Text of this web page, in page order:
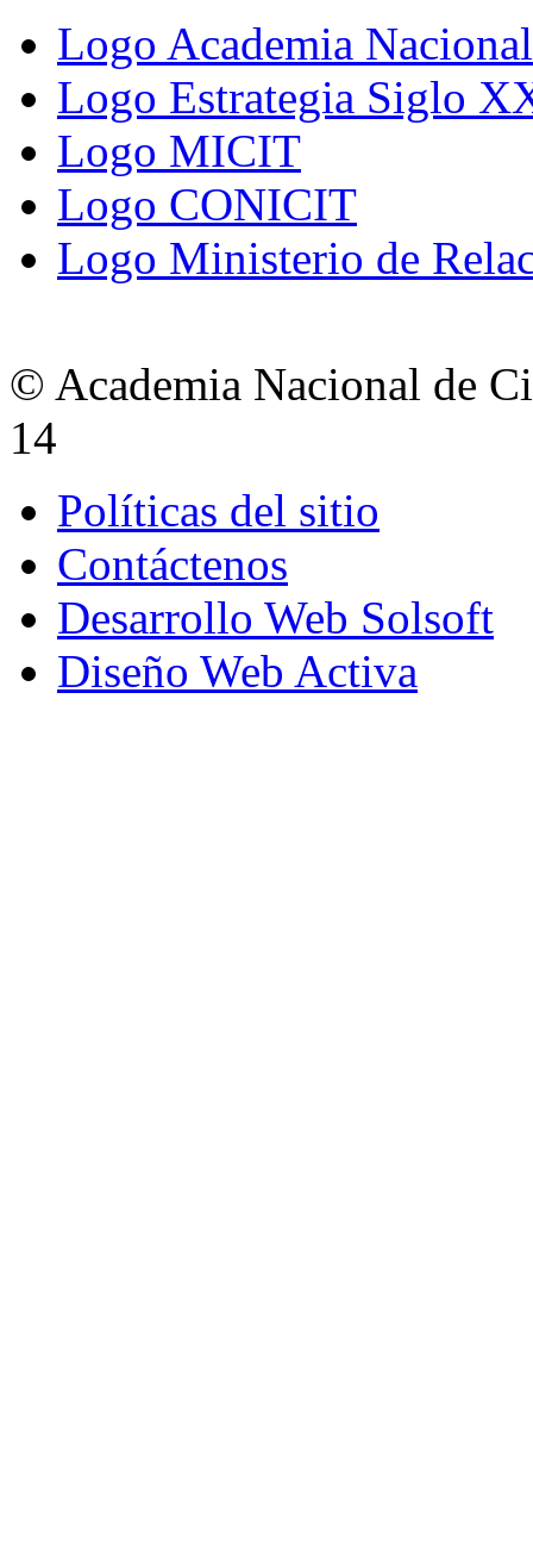
Logo Academia
Logo Estrategia Siglo
Logo MICIT
Logo CONICIT
Logo Ministerio de
© Academia Nacional de
14
Políticas del sitio
Contáctenos
Desarrollo Web Solsoft
Diseño Web Activa